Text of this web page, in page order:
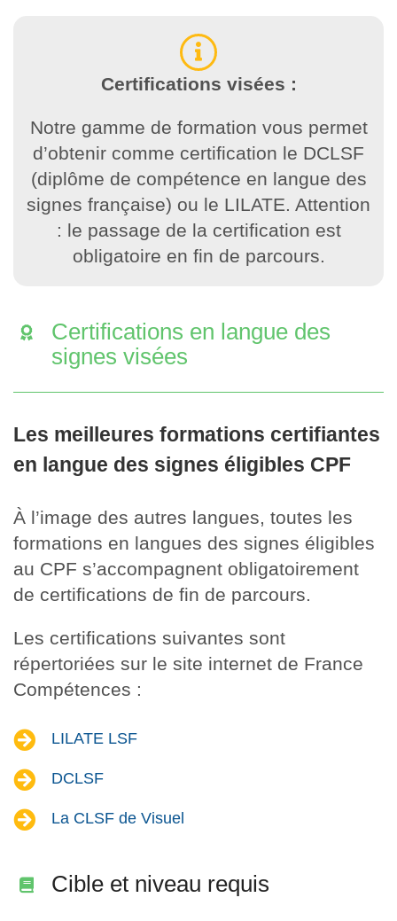
Certifications visées :
Notre gamme de formation vous permet
d’obtenir comme certification le DCLSF
(diplôme de compétence en langue des
signes française) ou le LILATE. Attention
: le passage de la certification est
obligatoire en fin de parcours.
Certifications en langue des
signes visées
Les meilleures formations certifiantes
en langue des signes éligibles CPF
À l’image des autres langues, toutes les
formations en langues des signes éligibles
au CPF s’accompagnent obligatoirement
de certifications de fin de parcours.
Les certifications suivantes sont
répertoriées sur le site internet de France
Compétences :
LILATE LSF
DCLSF
La CLSF de Visuel
Cible et niveau requis